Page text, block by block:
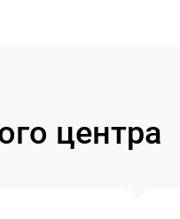
центра